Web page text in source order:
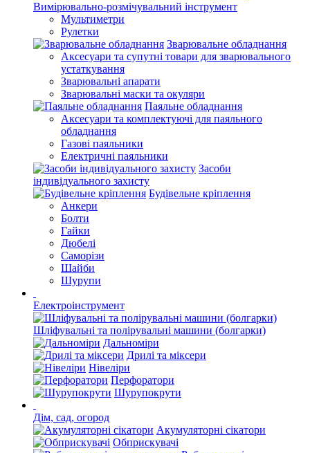
Вимірювально-розмічувальний інструмент
Мультиметри
Рулетки
Зварювальне обладнання
Аксесуари та супутні товари для зварювального
устаткування
Зварювальні апарати
Зварювальні маски та окуляри
Паяльне обладнання
Аксесуари та комплектуючі для паяльного
обладнання
Газові паяльники
Електричні паяльники
Засоби
індивідуального захисту
Будівельне кріплення
Анкери
Болти
Гайки
Дюбелі
Саморізи
Шайби
Шурупи
Електроінструмент
Шліфувальні та полірувальні машини (болгарки)
Дальноміри
Дрилі та міксери
Нівеліри
Перфоратори
Шурупокрути
Дім, сад, огород
Акумуляторні сікатори
Обприскувачі